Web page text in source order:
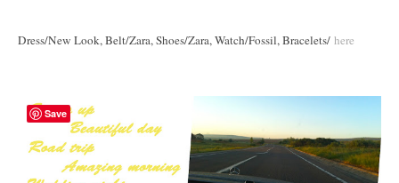
Dress/New Look, Belt/Zara, Shoes/Zara, Watch/Fossil, Bracelets/ here
Save